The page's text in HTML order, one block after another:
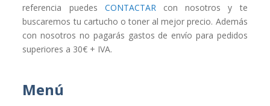
referencia puedes CONTACTARcon nosotros y te
buscaremos tu cartucho o toner al mejor precio. Además
con nosotros no pagarás gastos de envío para pedidos
superiores a 30€ + IVA.
Menú